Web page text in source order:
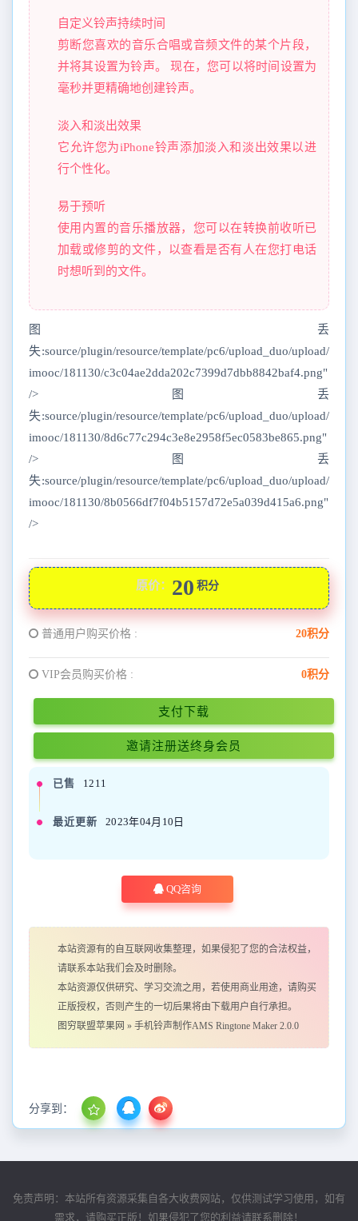
自定义铃声持续时间
剪断您喜欢的音乐合唱或音频文件的某个片段，
并将其设置为铃声。 现在，您可以将时间设置为
毫秒并更精确地创建铃声。
淡入和淡出效果
它允许您为iPhone铃声添加淡入和淡出效果以进
行个性化。
易于预听
使用内置的音乐播放器，您可以在转换前收听已
加载或修剪的文件，以查看是否有人在您打电话
时想听到的文件。
图丢
失:source/plugin/resource/template/pc6/upload_duo/upload/
imooc/181130/c3c04ae2dda202c7399d7dbb8842baf4.png"
/>图丢
失:source/plugin/resource/template/pc6/upload_duo/upload/
imooc/181130/8d6c77c294c3e8e2958f5ec0583be865.png"
/>图丢
失:source/plugin/resource/template/pc6/upload_duo/upload/
imooc/181130/8b0566df7f04b5157d72e5a039d415a6.png"
/>
原价： 20 积分
普通用户购买价格 : 20积分
VIP会员购买价格 : 0积分
支付下载
邀请注册送终身会员
已售 1211
最近更新 2023年04月10日
QQ咨询
本站资源有的自互联网收集整理，如果侵犯了您的合法权益，
请联系本站我们会及时删除。
本站资源仅供研究、学习交流之用，若使用商业用途，请购买
正版授权，否则产生的一切后果将由下载用户自行承担。
图穷联盟苹果网 » 手机铃声制作AMS Ringtone Maker 2.0.0
分享到：
免责声明：本站所有资源采集自各大收费网站，仅供测试学习使用，如有
需求，请购买正版！如果侵犯了您的利益请联系删除！